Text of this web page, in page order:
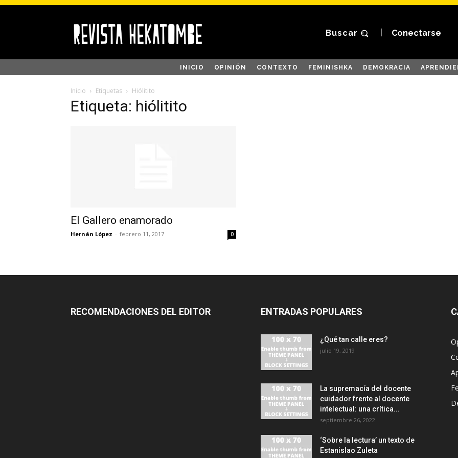
Buscar Conectarse
INICIO OPINIÓN CONTEXTO FEMINISHKA DEMOKRACIA
Inicio Etiquetas Hiólitito
Etiqueta: hiólitito
El Gallero enamorado
Hernán López - febrero 11, 2017 0
RECOMENDACIONES DEL EDITOR ENTRADAS POPULARES
¿Qué tan calle eres?
julio 19, 2019
La supremacía del docente
cuidador frente al docente
intelectual: una crítica...
septiembre 26, 2022
‘Sobre la lectura’ un texto de
Estanislao Zuleta